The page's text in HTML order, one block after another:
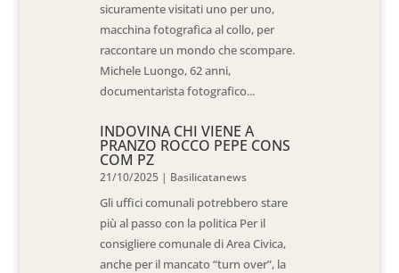
sicuramente visitati uno per uno,
macchina fotografica al collo, per
raccontare un mondo che scompare.
Michele Luongo, 62 anni,
documentarista fotografico...
INDOVINA CHI VIENE A
PRANZO ROCCO PEPE CONS
COM PZ
21/10/2025 | Basilicatanews
Gli uffici comunali potrebbero stare
più al passo con la politica Per il
consigliere comunale di Area Civica,
anche per il mancato “turn over”, la